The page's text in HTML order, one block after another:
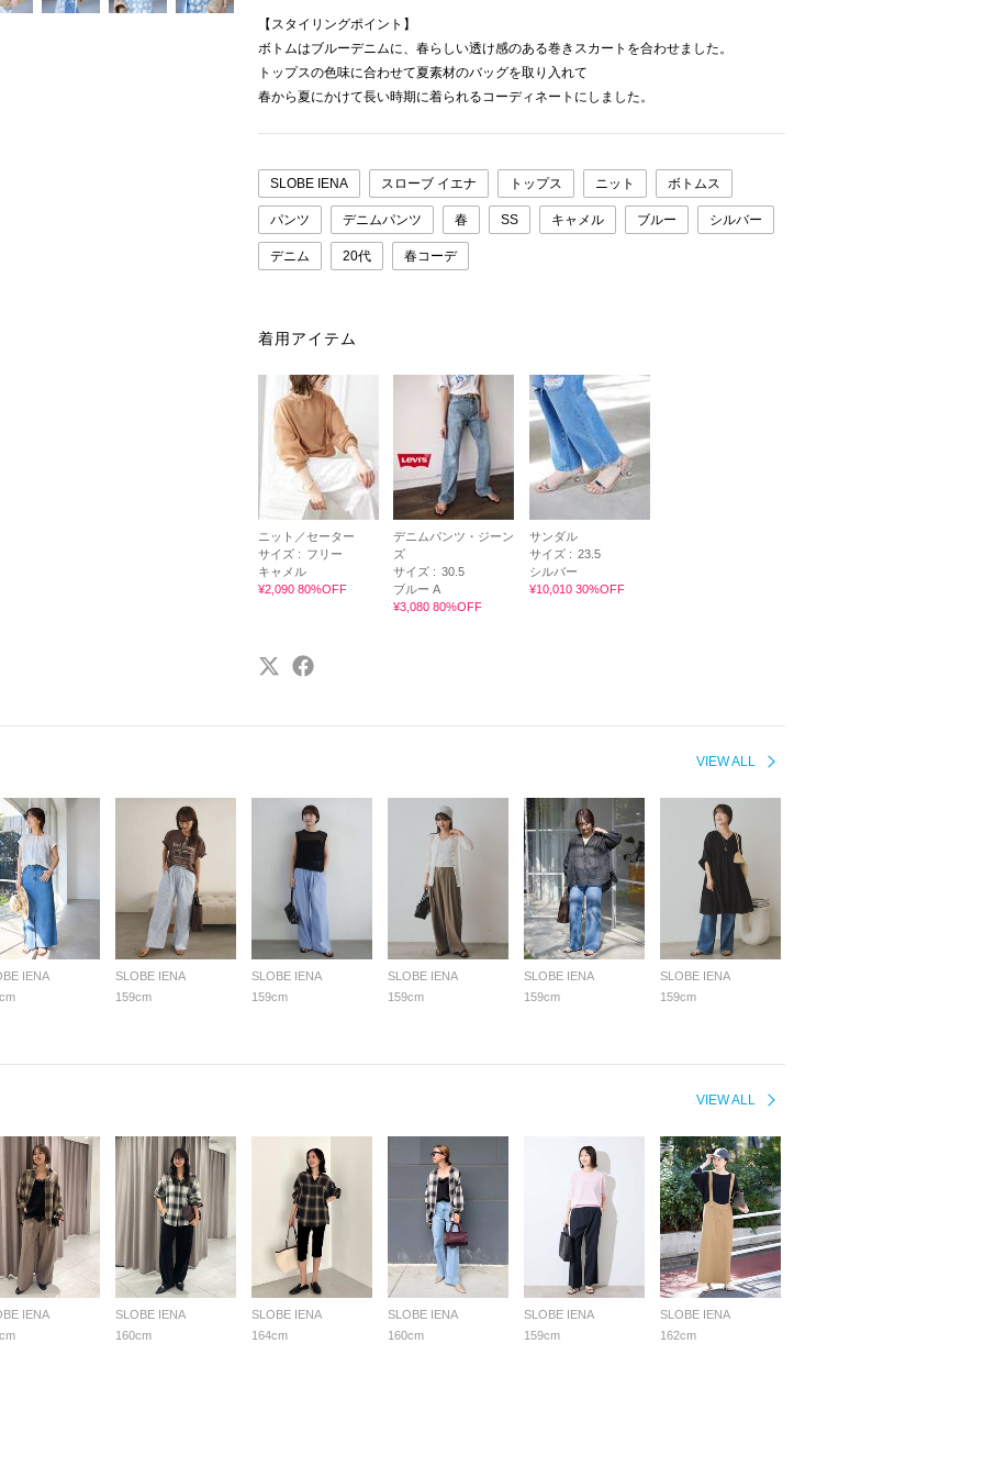
【スタイリングポイント】
ボトムはブルーデニムに、春らしい透け感のある巻きスカートを合わせました。
トップスの色味に合わせて夏素材のバッグを取り入れて
春から夏にかけて長い時期に着られるコーディネートにしました。
SLOBE IENA スローブ イエナ トップス ニット ボトムス
パンツ デニムパンツ 春 SS キャメル ブルー シルバー
デニム 20代 春コーデ
着用アイテム
ニット／セーター
サイズ : フリー
キャメル
¥2,090 80%OFF
デニムパンツ・ジーン
ズ
サイズ : 30.5
ブルー A
¥3,080 80%OFF
サンダル
サイズ : 23.5
シルバー
¥10,010 30%OFF
VIEW ALL
IENA
SLOBE IENA
159cm
SLOBE IENA
159cm
SLOBE IENA
159cm
SLOBE IENA
159cm
SLOBE IENA
159cm
VIEW ALL
IENA
SLOBE IENA
160cm
SLOBE IENA
164cm
SLOBE IENA
160cm
SLOBE IENA
159cm
SLOBE IENA
162cm